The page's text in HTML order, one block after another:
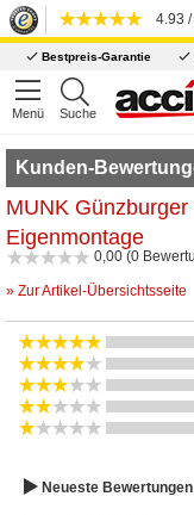
4.93
Bestpreis-Garantie
Menü Suche
Kunden-
MUNK
Eigenmontage
0,00 (0
» Zur Artikel-Übersichtsseite
Neueste Bewertungen